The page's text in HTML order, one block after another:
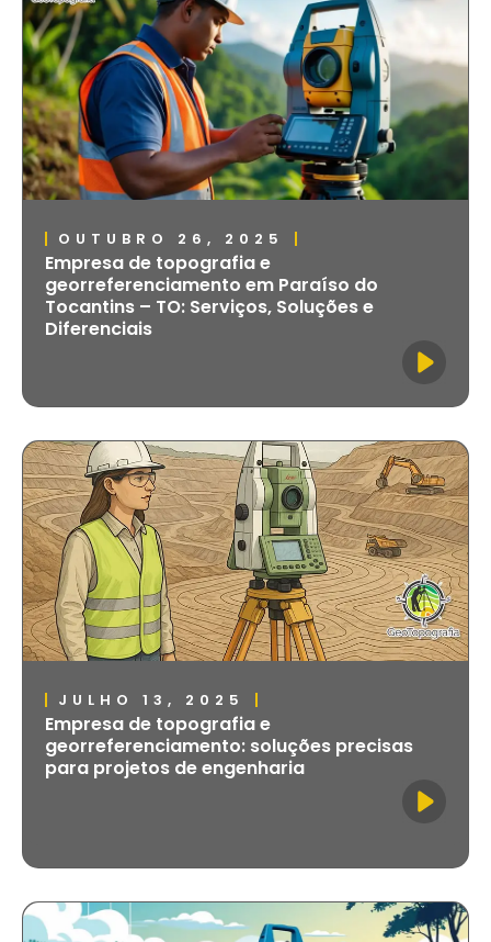
OUTUBRO 26, 2025
Empresa de topografia e
georreferenciamento em Paraíso do
Tocantins – TO: Serviços, Soluções e
Diferenciais
JULHO 13, 2025
Empresa de topografia e
georreferenciamento: soluções precisas
para projetos de engenharia